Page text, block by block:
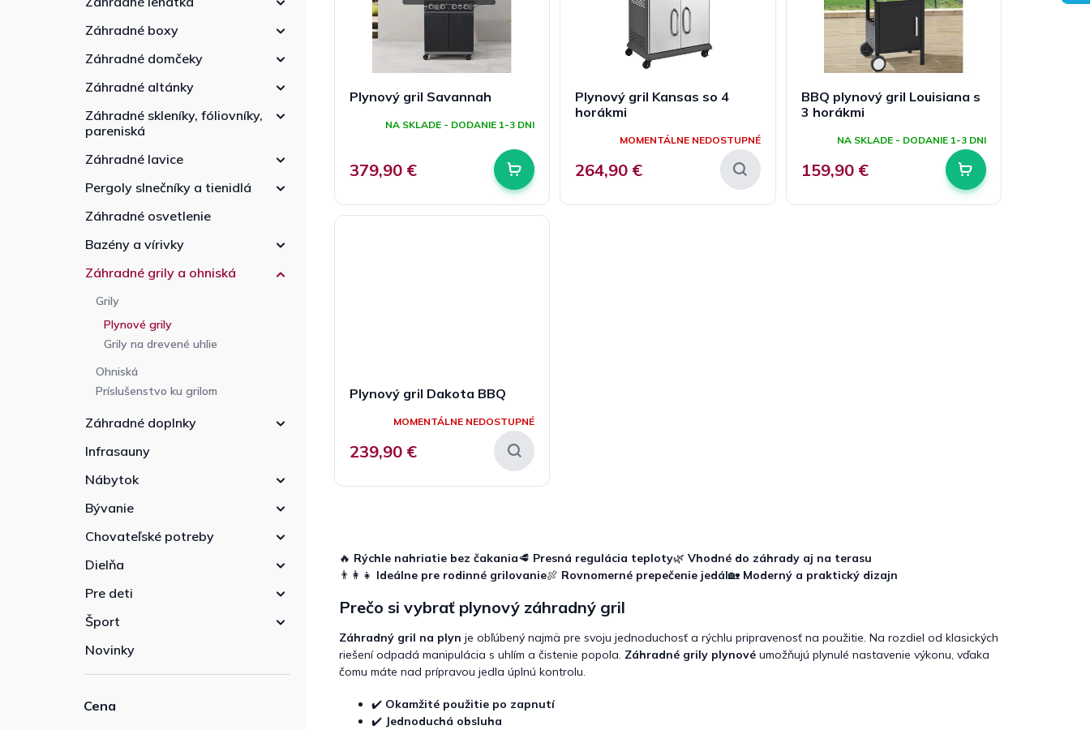
Záhradné boxy
Záhradné domčeky
Záhradné altánky
Záhradné skleníky, fóliovníky,
pareniská
Záhradné lavice
Pergoly slnečníky a tienidlá
Záhradné osvetlenie
Bazény a vírivky
Záhradné grily a ohniská
Grily
Plynové grily
Grily na drevené uhlie
Ohniská
Príslušenstvo ku grilom
Záhradné doplnky
Infrasauny
Nábytok
Bývanie
Chovateľské potreby
Dielňa
Pre deti
Šport
Novinky
Cena
Plynový gril Savannah
NA SKLADE - DODANIE 1-3 DNI
379,90 €
Plynový gril Kansas so 4
horákmi
MOMENTÁLNE NEDOSTUPNÉ
264,90 €
BBQ plynový gril Louisiana s
3 horákmi
NA SKLADE - DODANIE 1-3 DNI
159,90 €
Plynový gril Dakota BBQ
MOMENTÁLNE NEDOSTUPNÉ
239,90 €
á
d
e
p
🔥 Rýchle nahriatie bez čakania🥩 Presná regulácia teploty🌿 Vhodné do záhrady aj na terasu
👨‍👩‍👧 Ideálne pre rodinné grilovanie🍖 Rovnomerné prepečenie jedál🏡 Moderný a praktický dizajn
Prečo si vybrať plynový záhradný gril
Záhradný gril na plyn je obľúbený najmä pre svoju jednoduchosť a rýchlu pripravenosť na použitie. Na rozdiel od klasických
riešení odpadá manipulácia s uhlím a čistenie popola. Záhradné grily plynové umožňujú plynulé nastavenie výkonu, vďaka
čomu máte nad prípravou jedla úplnú kontrolu.
✔️ Okamžité použitie po zapnutí
✔️ Jednoduchá obsluha